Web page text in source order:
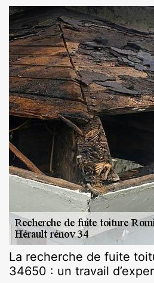
La recherche de fuite
34650 : un travail